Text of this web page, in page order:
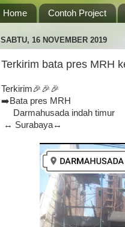
Home Contoh Project
SABTU, 16 NOVEMBER 2019
Terkirim bata pres MRH
Terkirim🎉🎉🎉
➡️Bata pres MRH
Darmahusada indah timur
↔️ Surabaya↔️